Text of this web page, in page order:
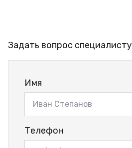
Задать вопрос специалисту
Имя
Телефон